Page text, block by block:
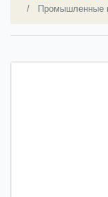
Промышленные